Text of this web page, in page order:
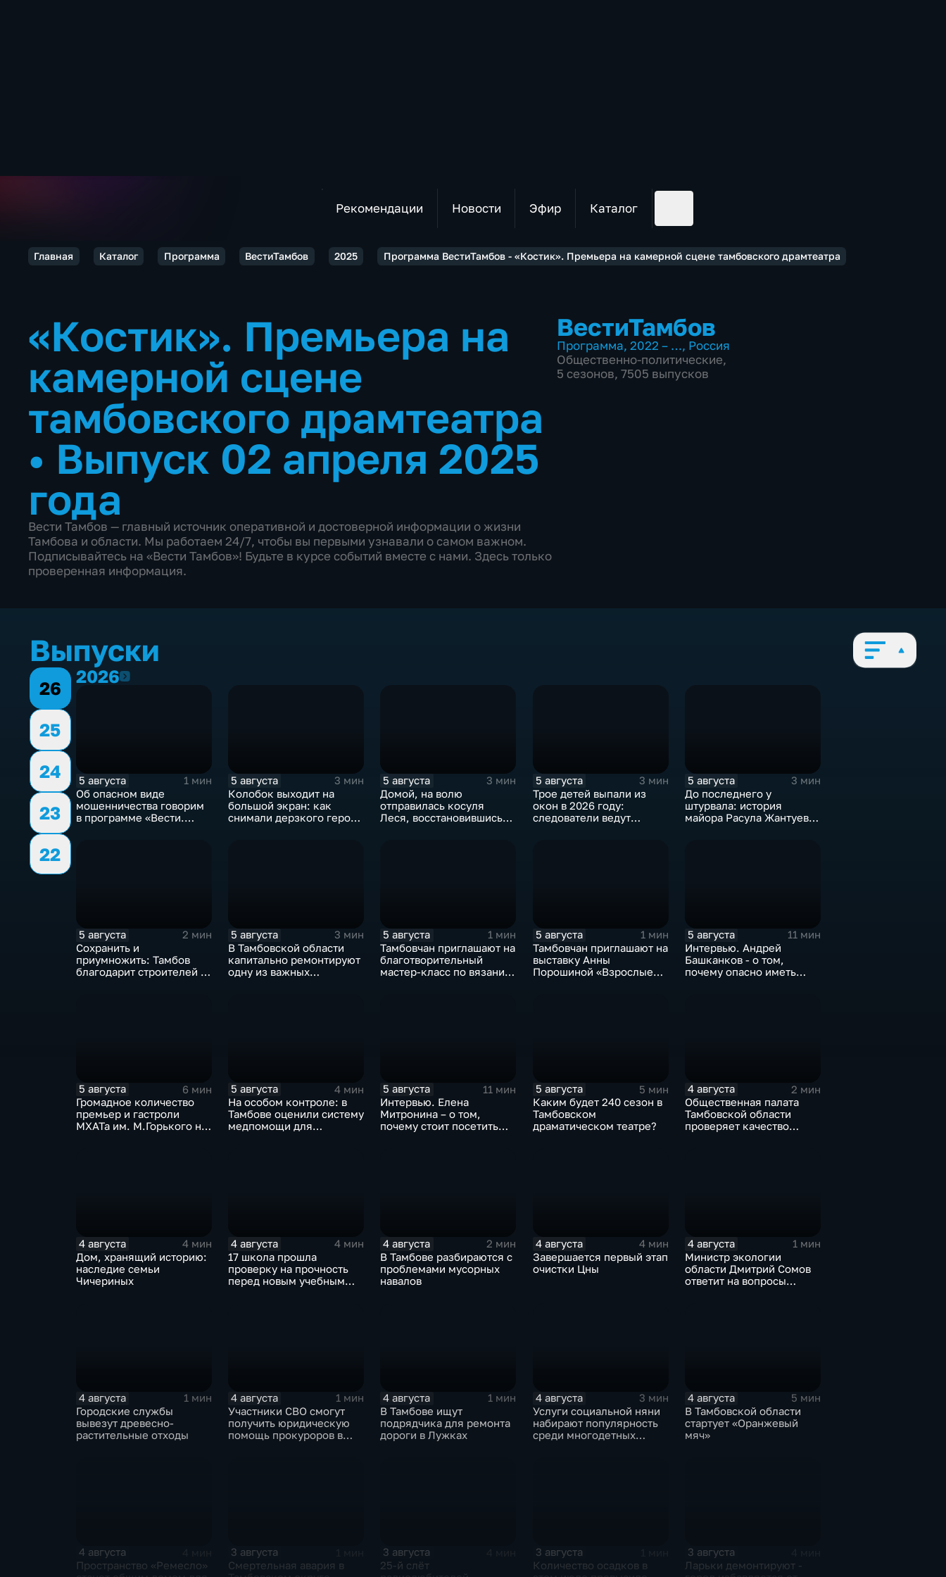
Рекомендации Новости Эфир Каталог
Главная Каталог Программа ВестиТамбов 2025 Программа ВестиТамбов - «Костик». Премьера на камерной сцене тамбовского драмтеатра
«Костик». Премьера на
камерной сцене
тамбовского драмтеатра
• Выпуск 02 апреля 2025
года
Вести Тамбов — главный источник оперативной и достоверной информации о жизни
Тамбова и области. Мы работаем 24/7, чтобы вы первыми узнавали о самом важном.
Подписывайтесь на «Вести Тамбов»! Будьте в курсе событий вместе с нами. Здесь только
проверенная информация.
ВестиТамбов
Программа, 2022 – …, Россия
Общественно-политические,
5 сезонов, 7505 выпусков
Выпуски
26
25
24
23
22
20262026
5 августа
1 мин
Об опасном виде
мошенничества говорим
в программе «Вести.
5 августа
3 мин
Колобок выходит на
большой экран: как
снимали дерзкого героя
5 августа
3 мин
Домой, на волю
отправилась косуля
Леся, восстановившись
5 августа
3 мин
Трое детей выпали из
окон в 2026 году:
следователи ведут
5 августа
3 мин
До последнего у
штурвала: история
майора Расула Жантуева,
5 августа
2 мин
Сохранить и
приумножить: Тамбов
благодарит строителей за
5 августа
3 мин
В Тамбовской области
капитально ремонтируют
одну из важных
5 августа
1 мин
Тамбовчан приглашают на
благотворительный
мастер-класс по вязанию
5 августа
1 мин
Тамбовчан приглашают на
выставку Анны
Порошиной «Взрослые
5 августа
11 мин
Интервью. Андрей
Башканков - о том,
почему опасно иметь
5 августа
6 мин
Громадное количество
премьер и гастроли
МХАТа им. М.Горького на
5 августа
4 мин
На особом контроле: в
Тамбове оценили систему
медпомощи для
5 августа
11 мин
Интервью. Елена
Митронина – о том,
почему стоит посетить
5 августа
5 мин
Каким будет 240 сезон в
Тамбовском
драматическом театре?
4 августа
2 мин
Общественная палата
Тамбовской области
проверяет качество
4 августа
4 мин
Дом, хранящий историю:
наследие семьи
Чичериных
4 августа
4 мин
17 школа прошла
проверку на прочность
перед новым учебным
4 августа
2 мин
В Тамбове разбираются с
проблемами мусорных
навалов
4 августа
4 мин
Завершается первый этап
очистки Цны
4 августа
1 мин
Министр экологии
области Дмитрий Сомов
ответит на вопросы
4 августа
1 мин
Городские службы
вывезут древесно-
растительные отходы
4 августа
1 мин
Участники СВО смогут
получить юридическую
помощь прокуроров в
4 августа
1 мин
В Тамбове ищут
подрядчика для ремонта
дороги в Лужках
4 августа
3 мин
Услуги социальной няни
набирают популярность
среди многодетных
4 августа
5 мин
В Тамбовской области
стартует «Оранжевый
мяч»
4 августа
Пространство «Ремесло»
3 августа
Смертельная авария в
3 августа
25-й слёт
3 августа
Количество осадков в
3 августа
Ларьки демонтируют -